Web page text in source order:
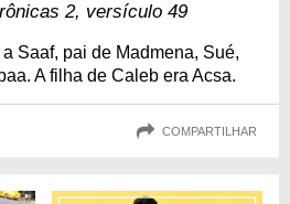
2, versículo 49
Saaf, pai de Madmena, Sué,
A filha de Caleb era Acsa.
COMPARTILHAR